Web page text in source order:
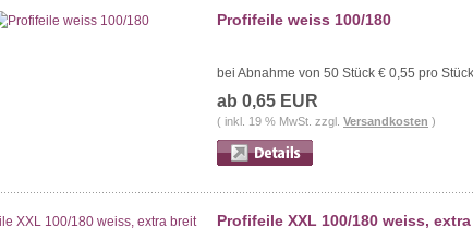
Profifeile weiss 100/180
bei Abnahme von 50 Stück € 0,55 pro Stück
ab 0,65 EUR
( inkl. 19 % MwSt. zzgl. Versandkosten )
Profifeile XXL 100/180 weiss,